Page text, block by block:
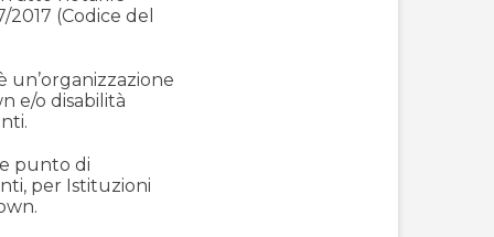
(Codice del
un’organizzazione
e/o disabilità
punto di
per Istituzioni